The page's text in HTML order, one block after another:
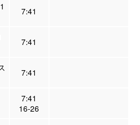
7:41
7:41
7:41
7:41
16-26